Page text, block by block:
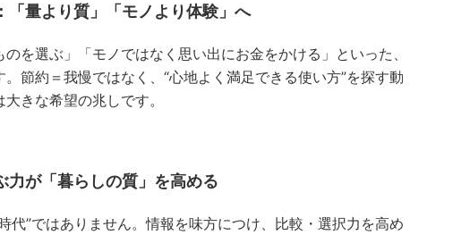
量より質」「モノより体験」へ
を選ぶ」「モノではなく思い出にお金をかける」といった、
節約＝我慢ではなく、“心地よく満足できる使い方”を探す動
きな希望の兆しです。
が「暮らしの質」を高める
代”ではありません。情報を味方につけ、比較・選択力を高め